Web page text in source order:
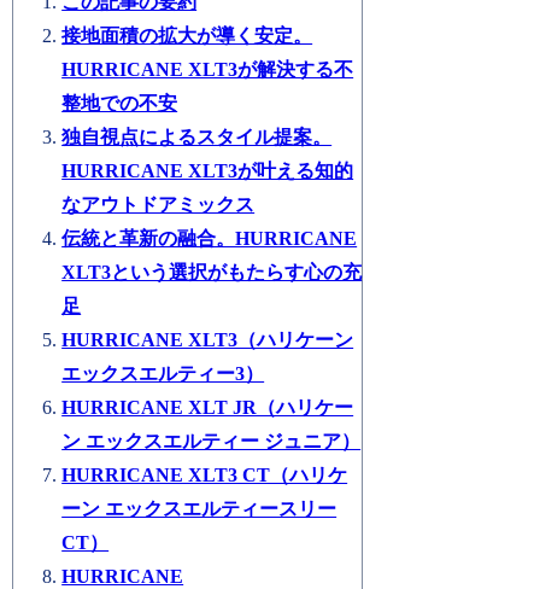
接地面積の拡大が導く安定。
HURRICANE XLT3が解決する不
整地での不安
独自視点によるスタイル提案。
HURRICANE XLT3が叶える知的
なアウトドアミックス
伝統と革新の融合。HURRICANE
XLT3という選択がもたらす心の充
足
HURRICANE XLT3（ハリケーン
エックスエルティー3）
HURRICANE XLT JR（ハリケー
ン エックスエルティー ジュニア）
HURRICANE XLT3 CT（ハリケ
ーン エックスエルティースリー
CT）
HURRICANE